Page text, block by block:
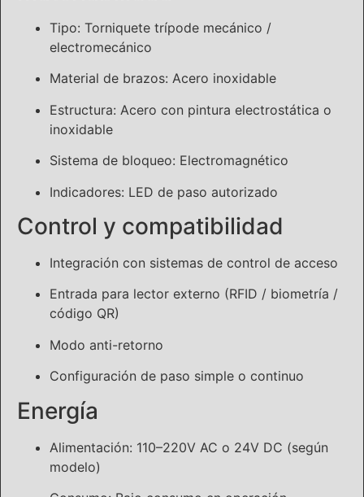
Tipo: Torniquete trípode mecánico /
electromecánico
Material de brazos: Acero inoxidable
Estructura: Acero con pintura electrostática o
inoxidable
Sistema de bloqueo: Electromagnético
Indicadores: LED de paso autorizado
Control y compatibilidad
Integración con sistemas de control de acceso
Entrada para lector externo (RFID / biometría /
código QR)
Modo anti-retorno
Configuración de paso simple o continuo
Energía
Alimentación: 110–220V AC o 24V DC (según
modelo)